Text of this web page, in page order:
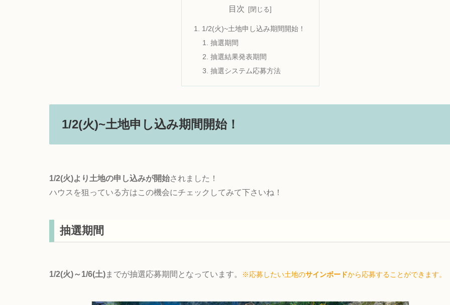
目次
1/2(火)~土地申し込み期間開始！
抽選期間
抽選結果発表期間
抽選システム応募方法
1/2(火)~土地申し込み期間開始！
1/2(火)より土地の申し込みが開始されました！
ハウスを狙っている方はこの機会にチェックしてみて下さいね！
抽選期間
1/2(火)～1/6(土)までが抽選応募期間となっています。 ※応募したい土地のサインボードから応募することができます。